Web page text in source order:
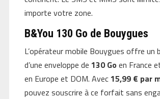
importe votre zone.
B&You 130 Go de Bouygues
L’opérateur mobile Bouygues offre
d’une enveloppe de 130 Go en France
en Europe et DOM. Avec 15,99 € par
pouvez souscrire à ce forfait sans